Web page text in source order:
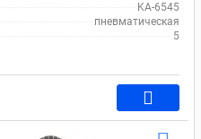
KA-6545
пневматическая
5